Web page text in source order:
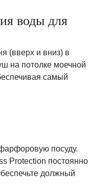
воды для
(вверх и вниз) в
на потолке моечной
самый
посуду.
Protection постоянно
должный